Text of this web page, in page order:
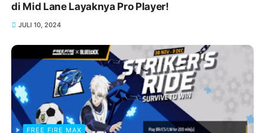
di Mid Lane Layaknya Pro Player!
JULI 10, 2024
FREE FIRE MAX